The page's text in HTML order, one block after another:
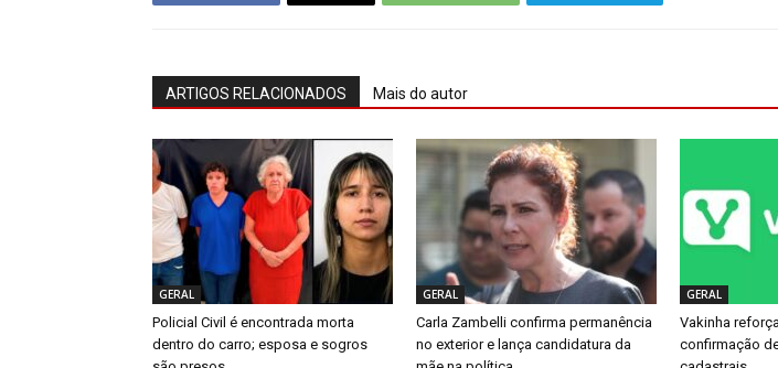
ARTIGOS RELACIONADOS Mais do autor
GERAL
Policial Civil é encontrada morta
dentro do carro; esposa e sogros
GERAL
Carla Zambelli confirma permanência
no exterior e lança candidatura da
GERAL
Vakinha
confirmação